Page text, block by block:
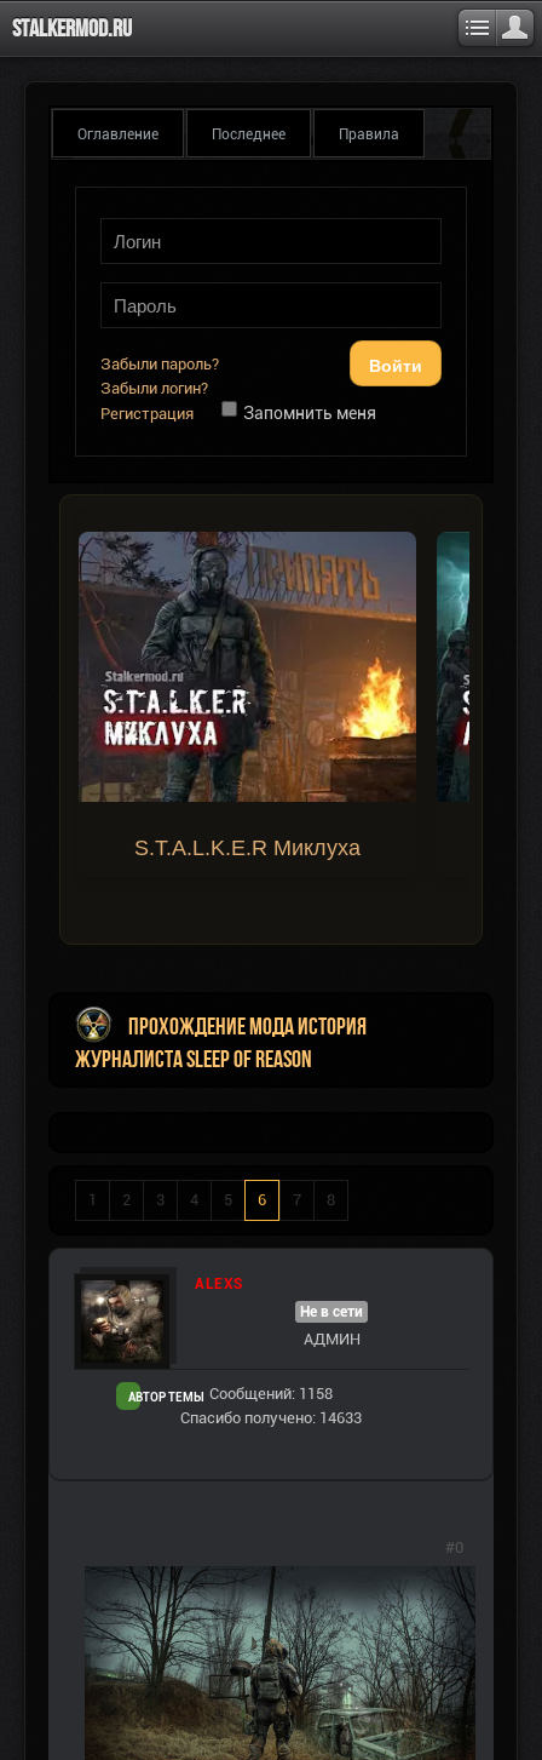
Stalkermod.ru
Оглавление Последнее Правила
Войти
Забыли пароль?
Забыли логин?
Регистрация
Запомнить меня
S.T.A.L.K.E.R Миклуха
Прохождение мода История
Журналиста Sleep of Reason
1 2 3 4 5 6 7 8
ALEXS
АВТОР ТЕМЫ
Не в сети
АДМИН
Сообщений: 1158
Спасибо получено: 14633
#0